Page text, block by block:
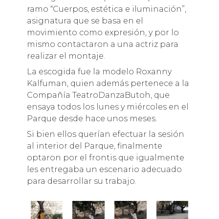
ramo “Cuerpos, estética e iluminación”,
asignatura que se basa en el
movimiento como expresión, y por lo
mismo contactaron a una actriz para
realizar el montaje.
La escogida fue la modelo Roxanny
Kalfuman, quien además pertenece a la
Compañía TeatroDanzaButoh, que
ensaya todos los lunes y miércoles en el
Parque desde hace unos meses.
Si bien ellos querían efectuar la sesión
al interior del Parque, finalmente
optaron por el frontis que igualmente
les entregaba un escenario adecuado
para desarrollar su trabajo.